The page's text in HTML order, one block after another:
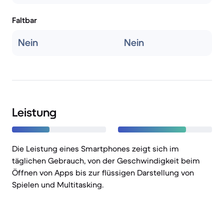
Faltbar
Nein Nein
Leistung
Die Leistung eines Smartphones zeigt sich im
täglichen Gebrauch, von der Geschwindigkeit beim
Öffnen von Apps bis zur flüssigen Darstellung von
Spielen und Multitasking.